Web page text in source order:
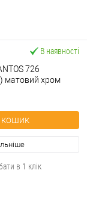
В наявності
726
матовий хром
кошик
в 1 клік